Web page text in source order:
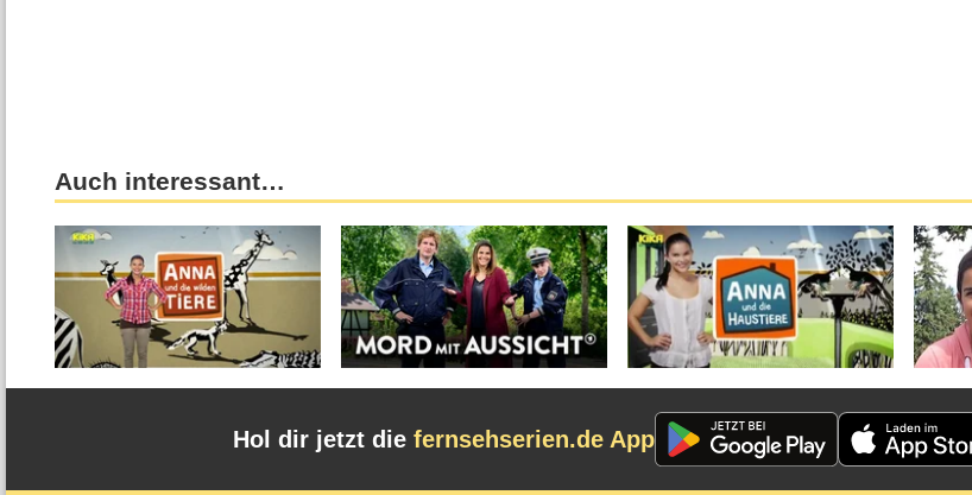
Auch interessant…
Hol dir jetzt die fernsehserien.de App